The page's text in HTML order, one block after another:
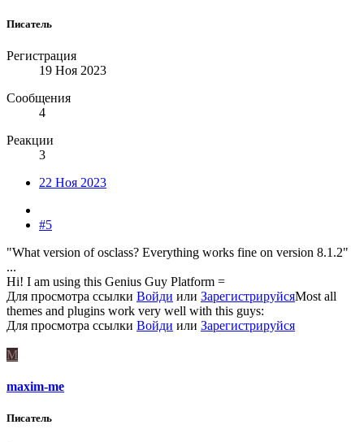
Писатель
Регистрация
19 Ноя 2023
Сообщения
4
Реакции
3
22 Ноя 2023
#5
"What version of osclass? Everything works fine on version 8.1.2"
...
Hi! I am using this Genius Guy Platform =
Для просмотра ссылки Войди или ЗарегистрируйсяMost all
themes and plugins work very well with this guys:
Для просмотра ссылки Войди или Зарегистрируйся
M
maxim-me
Писатель